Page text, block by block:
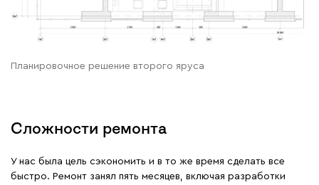
Планировочное решение второго яруса
Сложности ремонта
У нас была цель сэкономить и в то же время сделать все
быстро. Ремонт занял пять месяцев, включая разработки